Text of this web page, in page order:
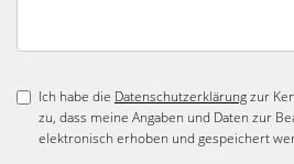
Ich habe die Datenschutzerklärungzur
zu, dass meine Angaben und Daten zur
elektronisch erhoben und gespeichert